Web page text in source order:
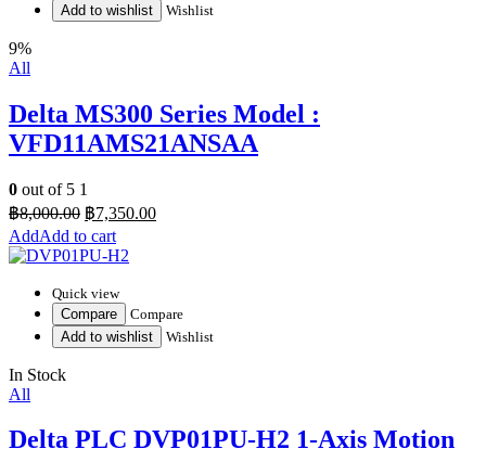
Add to wishlist
Wishlist
9%
All
Delta MS300 Series Model :
VFD11AMS21ANSAA
0 out of 5 1
฿8,000.00 ฿7,350.00
Add to cart
Quick view
Compare
Compare
Add to wishlist
Wishlist
In Stock
All
Delta PLC DVP01PU-H2 1-Axis Motion